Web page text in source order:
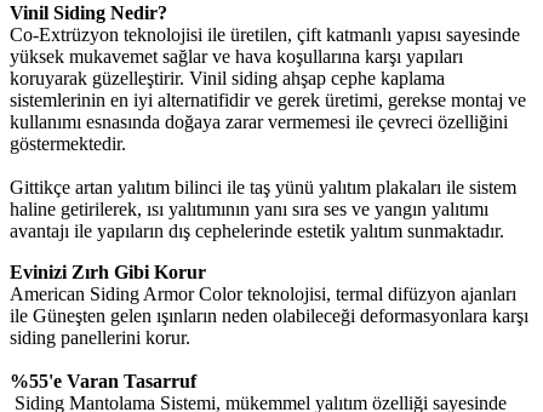
Vinil Siding Nedir?
Co-Extrüzyon teknolojisi ile üretilen, çift katmanlı yapısı sayesinde
yüksek mukavemet sağlar ve hava koşullarına karşı yapıları
koruyarak güzelleştirir. Vinil siding ahşap cephe kaplama
sistemlerinin en iyi alternatifidir ve gerek üretimi, gerekse montaj ve
kullanımı esnasında doğaya zarar vermemesi ile çevreci özelliğini
göstermektedir.
Gittikçe artan yalıtım bilinci ile taş yünü yalıtım plakaları ile sistem
haline getirilerek, ısı yalıtımının yanı sıra ses ve yangın yalıtımı
avantajı ile yapıların dış cephelerinde estetik yalıtım sunmaktadır.
Evinizi Zırh Gibi Korur
American Siding Armor Color teknolojisi, termal difüzyon ajanları
ile Güneşten gelen ışınların neden olabileceği deformasyonlara karşı
siding panellerini korur.
%55'e Varan Tasarruf
Siding Mantolama Sistemi, mükemmel yalıtım özelliği sayesinde